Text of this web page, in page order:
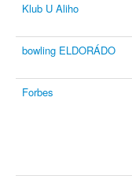
Klub U Aliho
bowling ELDORÁDO
Forbes